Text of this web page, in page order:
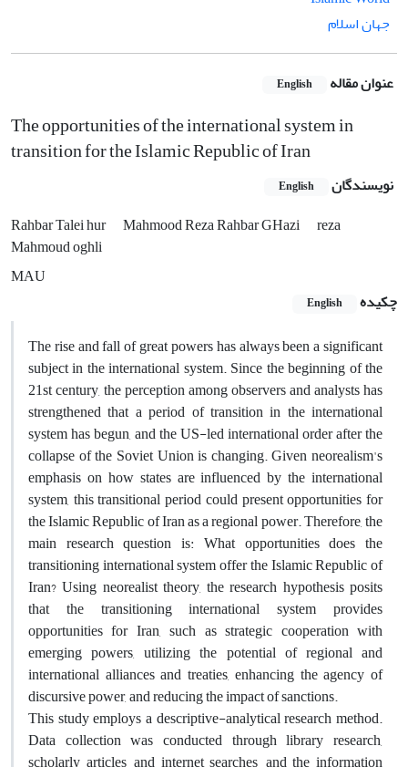
جهان اسلام
عنوان مقاله English
The opportunities of the international system in
transition for the Islamic Republic of Iran
نویسندگان English
Rahbar Talei hur Mahmood Reza Rahbar GHazi
reza
Mahmoud oghli
MAU
چکیده
English
The rise and fall of great powers has always been a significant
subject in the international system. Since the beginning of the
21st century, the perception among observers and analysts has
strengthened that a period of transition in the international
system has begun, and the US-led international order after the
collapse of the Soviet Union is changing. Given neorealism's
emphasis on how states are influenced by the international
system, this transitional period could present opportunities for
the Islamic Republic of Iran as a regional power. Therefore, the
main research question is: What opportunities does the
transitioning international system offer the Islamic Republic of
Iran? Using neorealist theory, the research hypothesis posits
that the transitioning international system provides
opportunities for Iran, such as strategic cooperation with
emerging powers, utilizing the potential of regional and
international alliances and treaties, enhancing the agency of
discursive power, and reducing the impact of sanctions.
This study employs a descriptive-analytical research method.
Data collection was conducted through library research,